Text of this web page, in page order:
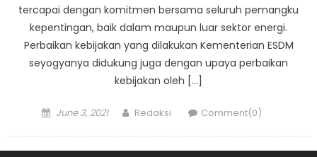
tercapai dengan komitmen bersama seluruh pemangku
kepentingan, baik dalam maupun luar sektor energi.
Perbaikan kebijakan yang dilakukan Kementerian ESDM
seyogyanya didukung juga dengan upaya perbaikan
kebijakan oleh […]
Posted
June 3, 2021 Author
Redaksi Comment(0)